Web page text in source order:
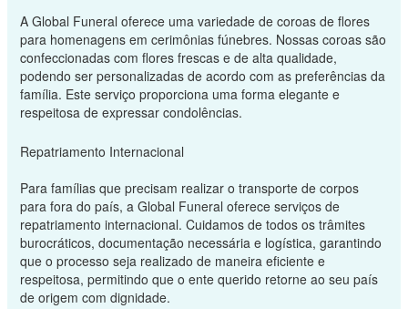
A Global Funeral oferece uma variedade de coroas de flores
para homenagens em cerimônias fúnebres. Nossas coroas são
confeccionadas com flores frescas e de alta qualidade,
podendo ser personalizadas de acordo com as preferências da
família. Este serviço proporciona uma forma elegante e
respeitosa de expressar condolências.
Repatriamento Internacional
Para famílias que precisam realizar o transporte de corpos
para fora do país, a Global Funeral oferece serviços de
repatriamento internacional. Cuidamos de todos os trâmites
burocráticos, documentação necessária e logística, garantindo
que o processo seja realizado de maneira eficiente e
respeitosa, permitindo que o ente querido retorne ao seu país
de origem com dignidade.